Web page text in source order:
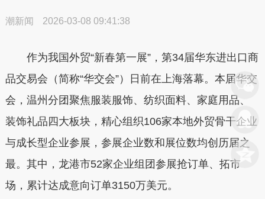
潮新闻 2026-03-08 09:41:38
作为我国外贸“新春第一展”，第34届华东进出口商
品交易会（简称“华交会”）日前在上海落幕。本届华交
会，温州分团聚焦服装服饰、纺织面料、家庭用品、
装饰礼品四大板块，精心组织106家本地外贸骨干企业
与成长型企业参展，参展企业数和展位数均创历届之
最。其中，龙港市52家企业组团参展抢订单、拓市
场，累计达成意向订单3150万美元。